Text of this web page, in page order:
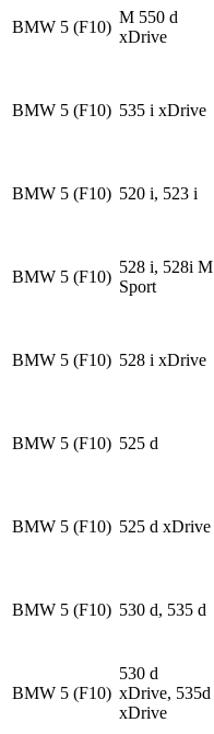
BMW 5 (F10)
M 550 d
xDrive
BMW 5 (F10) 535 i xDrive
BMW 5 (F10) 520 i, 523 i
BMW 5 (F10)
528 i, 528i M
Sport
BMW 5 (F10) 528 i xDrive
BMW 5 (F10) 525 d
BMW 5 (F10) 525 d xDrive
BMW 5 (F10) 530 d, 535 d
BMW 5 (F10)
530 d
xDrive, 535d
xDrive